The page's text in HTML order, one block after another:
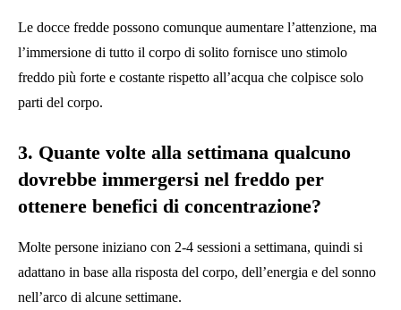
Le docce fredde possono comunque aumentare l’attenzione, ma
l’immersione di tutto il corpo di solito fornisce uno stimolo
freddo più forte e costante rispetto all’acqua che colpisce solo
parti del corpo.
3. Quante volte alla settimana qualcuno
dovrebbe immergersi nel freddo per
ottenere benefici di concentrazione?
Molte persone iniziano con 2-4 sessioni a settimana, quindi si
adattano in base alla risposta del corpo, dell’energia e del sonno
nell’arco di alcune settimane.